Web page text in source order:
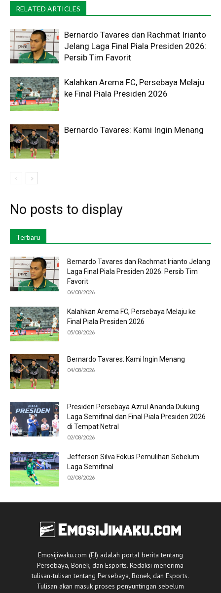
RELATED ARTICLES
Bernardo Tavares dan Rachmat Irianto
Jelang Laga Final Piala Presiden 2026:
Persib Tim Favorit
Kalahkan Arema FC, Persebaya Melaju
ke Final Piala Presiden 2026
Bernardo Tavares: Kami Ingin Menang
No posts to display
Terbaru
Bernardo Tavares dan Rachmat Irianto Jelang
Laga Final Piala Presiden 2026: Persib Tim
Favorit
06/08/2026
Kalahkan Arema FC, Persebaya Melaju ke
Final Piala Presiden 2026
05/08/2026
Bernardo Tavares: Kami Ingin Menang
04/08/2026
Presiden Persebaya Azrul Ananda Dukung
Laga Semifinal dan Final Piala Presiden 2026
di Tempat Netral
02/08/2026
Jefferson Silva Fokus Pemulihan Sebelum
Laga Semifinal
02/08/2026
Emosijiwaku.com (EJ) adalah portal berita tentang
Persebaya, Bonek, dan Esports. Redaksi menerima
tulisan-tulisan tentang Persebaya, Bonek, dan Esports.
Tulisan akan masuk proses penyuntingan sebelum